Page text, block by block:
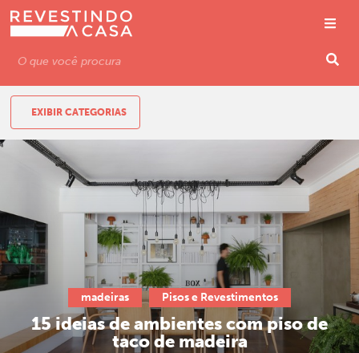
EXIBIR CATEGORIAS
madeiras Pisos e Revestimentos
15 ideias de ambientes com piso de
taco de madeira